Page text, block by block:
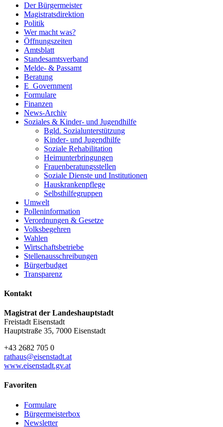
Der Bürgermeister
Magistratsdirektion
Politik
Wer macht was?
Öffnungszeiten
Amtsblatt
Standesamtsverband
Melde- & Passamt
Beratung
E_Government
Formulare
Finanzen
News-Archiv
Soziales & Kinder- und Jugendhilfe
Bgld. Sozialunterstützung
Kinder- und Jugendhilfe
Soziale Rehabilitation
Heimunterbringungen
Frauenberatungsstellen
Soziale Dienste und Institutionen
Hauskrankenpflege
Selbsthilfegruppen
Umwelt
Polleninformation
Verordnungen & Gesetze
Volksbegehren
Wahlen
Wirtschaftsbetriebe
Stellenausschreibungen
Bürgerbudget
Transparenz
Kontakt
Magistrat der Landeshauptstadt
Freistadt Eisenstadt
Hauptstraße 35, 7000 Eisenstadt
+43 2682 705 0
rathaus@eisenstadt.at
www.eisenstadt.gv.at
Favoriten
Formulare
Bürgermeisterbox
Newsletter